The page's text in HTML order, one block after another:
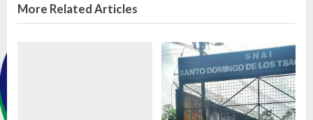
More Related Articles